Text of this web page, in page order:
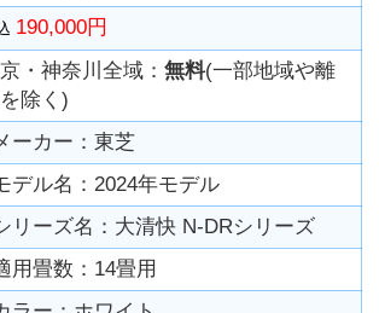
190,000円
・神奈川全域：無料(一部地域や離
除く)
ーカー：東芝
デル名：2024年モデル
リーズ名：大清快 N-DRシリーズ
用畳数：14畳用